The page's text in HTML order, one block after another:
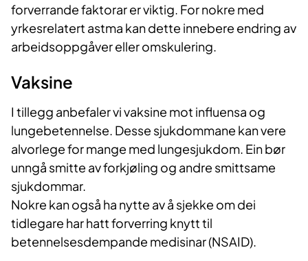
forverrande faktorar er viktig. For nokre med
yrkesrelatert astma kan dette innebere endring av
arbeidsoppgåver eller omskulering.
Vaksine
I tillegg anbefaler vi vaksine mot influensa og
lungebetennelse. Desse sjukdommane kan vere
alvorlege for mange med lungesjukdom. Ein bør
unngå smitte av forkjøling og andre smittsame
sjukdommar.
Nokre kan også ha nytte av å sjekke om dei
tidlegare har hatt forverring knytt til
betennelsesdempande medisinar (NSAID).